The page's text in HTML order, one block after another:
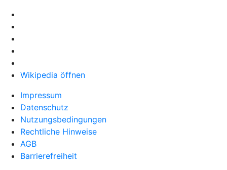
Wikipedia öffnen
Impressum
Datenschutz
Nutzungsbedingungen
Rechtliche Hinweise
AGB
Barrierefreiheit